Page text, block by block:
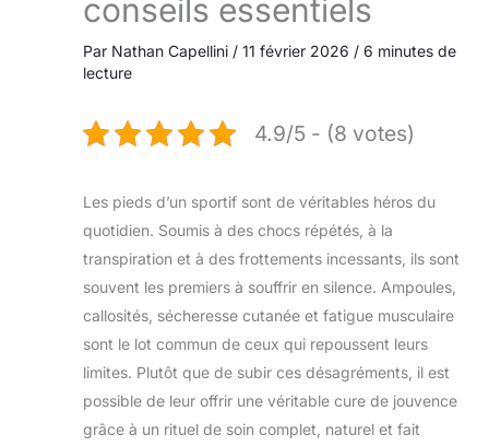
conseils essentiels
Par Nathan Capellini / 11 février 2026 / 6 minutes de
lecture
4.9/5 - (8 votes)
Les pieds d’un sportif sont de véritables héros du
quotidien. Soumis à des chocs répétés, à la
transpiration et à des frottements incessants, ils sont
souvent les premiers à souffrir en silence. Ampoules,
callosités, sécheresse cutanée et fatigue musculaire
sont le lot commun de ceux qui repoussent leurs
limites. Plutôt que de subir ces désagréments, il est
possible de leur offrir une véritable cure de jouvence
grâce à un rituel de soin complet, naturel et fait